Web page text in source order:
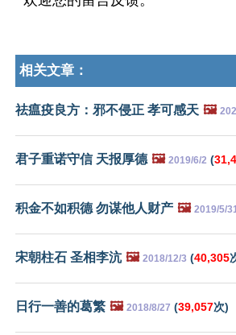
相关文章：
祛瘟疫良方：邪不侵正 孝可感天 🖼️
君子重诺守信 天报厚德 🖼️ 2019/6/2 (
积金不如积德 勿谋他人财产 🖼️ 2019/5/31
宋朝柱石 圣相李沆 🖼️ 2018/12/3 (40,305
日行一善的葛繁 🖼️ 2018/8/27 (39,057次)